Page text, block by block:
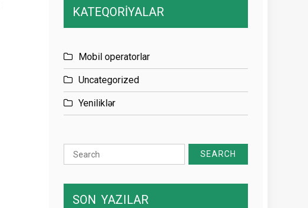
KATEQORİYALAR
Mobil operatorlar
Uncategorized
Yeniliklər
Search
for:
SON YAZILAR